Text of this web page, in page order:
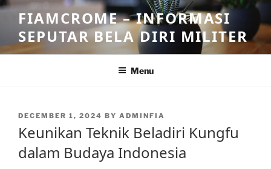
Skip
content
FIAMCROME – INFORMASI
SEPUTAR BELA DIRI MILITER
Menu
POSTED
DECEMBER 1, 2024 BY ADMINFIA
Keunikan Teknik Beladiri Kungfu
dalam Budaya Indonesia